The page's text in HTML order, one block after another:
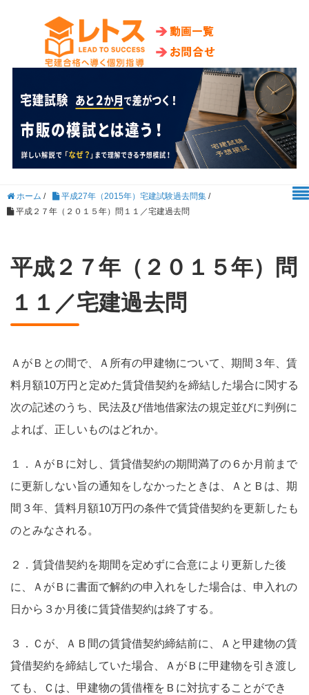
ホーム / 平成27年（2015年）宅建試験過去問集 /
平成２７年（２０１５年）問１１／宅建過去問
平成２７年（２０１５年）問
１１／宅建過去問
ＡがＢとの間で、Ａ所有の甲建物について、期間３年、賃
料月額10万円と定めた賃貸借契約を締結した場合に関する
次の記述のうち、民法及び借地借家法の規定並びに判例に
よれば、正しいものはどれか。
１．ＡがＢに対し、賃貸借契約の期間満了の６か月前まで
に更新しない旨の通知をしなかったときは、ＡとＢは、期
間３年、賃料月額10万円の条件で賃貸借契約を更新したも
のとみなされる。
２．賃貸借契約を期間を定めずに合意により更新した後
に、ＡがＢに書面で解約の申入れをした場合は、申入れの
日から３か月後に賃貸借契約は終了する。
３．Ｃが、ＡＢ間の賃貸借契約締結前に、Ａと甲建物の賃
貸借契約を締結していた場合、ＡがＢに甲建物を引き渡し
ても、Ｃは、甲建物の賃借権をＢに対抗することができ